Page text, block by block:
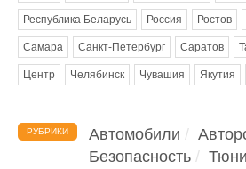
Республика Беларусь Россия Ростов
Самара Санкт-Петербург Саратов
Центр Челябинск Чувашия Якутия
РУБРИКИ Автомобили
Безопасность